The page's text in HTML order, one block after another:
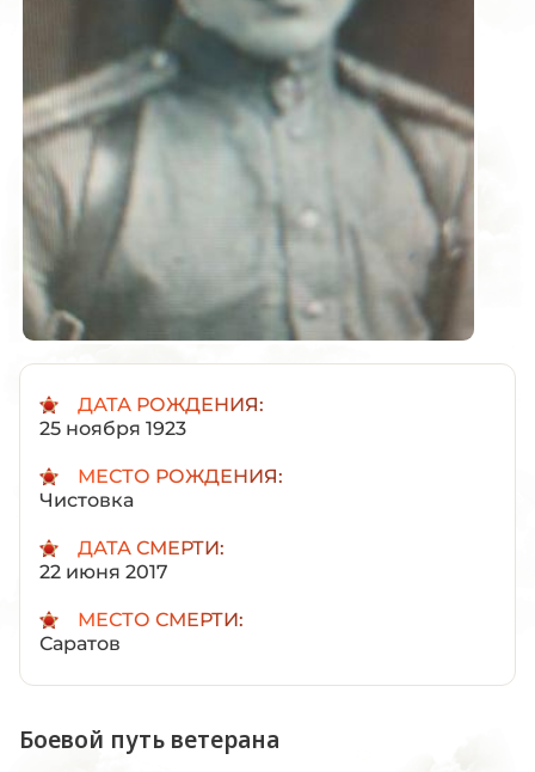
ДАТА РОЖДЕНИЯ:
25 ноября 1923
МЕСТО РОЖДЕНИЯ:
Чистовка
ДАТА СМЕРТИ:
22 июня 2017
МЕСТО СМЕРТИ:
Саратов
Боевой путь ветерана